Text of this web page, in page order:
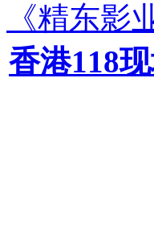
《精东
香港118